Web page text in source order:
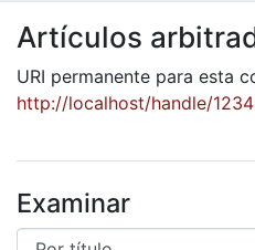
Estadísticas
Artículos
URI permanente para esta
http://localhost/handle/
Examinar